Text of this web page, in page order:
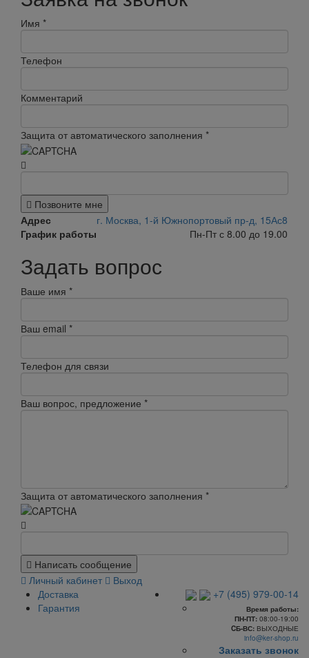
Имя *
Телефон
Комментарий
Защита от автоматического заполнения *
Позвоните мне
Адрес
г. Москва, 1-й Южнопортовый пр-д, 15Ас8
График работы
Пн-Пт с 8.00 до 19.00
Задать вопрос
Ваше имя *
Ваш email *
Телефон для связи
Ваш вопрос, предложение *
Защита от автоматического заполнения *
Написать сообщение
Личный кабинет
Выход
Доставка
Гарантия
+7 (495) 979-00-14
Время работы:
ПН-ПТ:08:00-19:00
CБ-ВС:ВЫХОДНЫЕ
info@ker-shop.ru
Заказать звонок